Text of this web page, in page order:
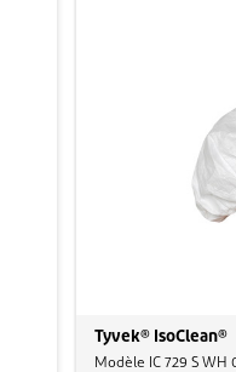
Tyvek® IsoClean®
Modèle IC 729 S WH